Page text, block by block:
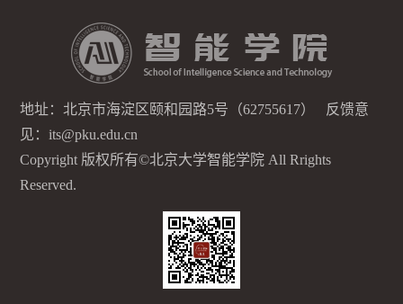
地址：北京市海淀区颐和园路5号（62755617） 反馈意
见：its@pku.edu.cn
Copyright 版权所有©北京大学智能学院 All Rrights
Reserved.